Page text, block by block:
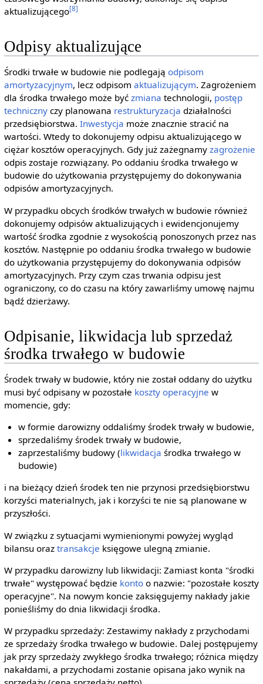
aktualizującego[8]
Odpisy aktualizujące
Środki trwałe w budowie nie podlegają odpisom
amortyzacyjnym, lecz odpisom aktualizującym. Zagrożeniem
dla środka trwałego może być zmiana technologii, postęp
technicznyczy planowana restrukturyzacja działalności
przedsiębiorstwa. Inwestycja może znacznie stracić na
wartości. Wtedy to dokonujemy odpisu aktualizującego w
ciężar kosztów operacyjnych. Gdy już zażegnamy zagrożenie
odpis zostaje rozwiązany. Po oddaniu środka trwałego w
budowie do użytkowania przystępujemy do dokonywania
odpisów amortyzacyjnych.
W przypadku obcych środków trwałych w budowie również
dokonujemy odpisów aktualizujących i ewidencjonujemy
wartość środka zgodnie z wysokością ponoszonych przez nas
kosztów. Następnie po oddaniu środka trwałego w budowie
do użytkowania przystępujemy do dokonywania odpisów
amortyzacyjnych. Przy czym czas trwania odpisu jest
ograniczony, co do czasu na który zawarliśmy umowę najmu
bądź dzierżawy.
Odpisanie, likwidacja lub sprzedaż
środka trwałego w budowie
Środek trwały w budowie, który nie został oddany do użytku
musi być odpisany w pozostałe koszty operacyjne w
momencie, gdy:
w formie darowizny oddaliśmy środek trwały w budowie,
sprzedaliśmy środek trwały w budowie,
zaprzestaliśmy budowy (likwidacja środka trwałego w
budowie)
i na bieżący dzień środek ten nie przynosi przedsiębiorstwu
korzyści materialnych, jak i korzyści te nie są planowane w
przyszłości.
W związku z sytuacjami wymienionymi powyżej wygląd
bilansu oraz transakcje księgowe ulegną zmianie.
W przypadku darowizny lub likwidacji: Zamiast konta "środki
trwałe" występować będzie kontoo nazwie: "pozostałe koszty
operacyjne". Na nowym koncie zaksięgujemy nakłady jakie
ponieśliśmy do dnia likwidacji środka.
W przypadku sprzedaży: Zestawimy nakłady z przychodami
ze sprzedaży środka trwałego w budowie. Dalej postępujemy
jak przy sprzedaży zwykłego środka trwałego; różnica między
nakałdami, a przychodami zostanie opisana jako wynik na